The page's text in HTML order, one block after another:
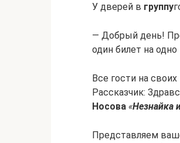
У дверей в группу
— Добрый день!
один билет на
Все гости на
Рассказчик:
Носова «Незнайка
Представляем